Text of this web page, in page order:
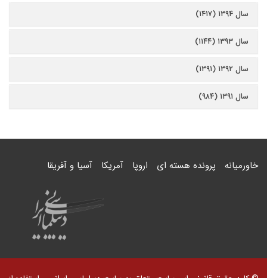
سال ۱۳۹۴ (۱۴۱۷)
سال ۱۳۹۳ (۱۱۴۴)
سال ۱۳۹۲ (۱۳۹۱)
سال ۱۳۹۱ (۹۸۴)
خاورمیانه پرونده هسته ای اروپا آمریکا آسیا و آفریقا